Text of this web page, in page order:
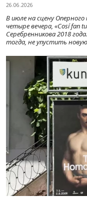
26.06.2026
В июле на сцену
четыре вечера, «Cosí fan
Серебренникова 2018
тогда, не упустить